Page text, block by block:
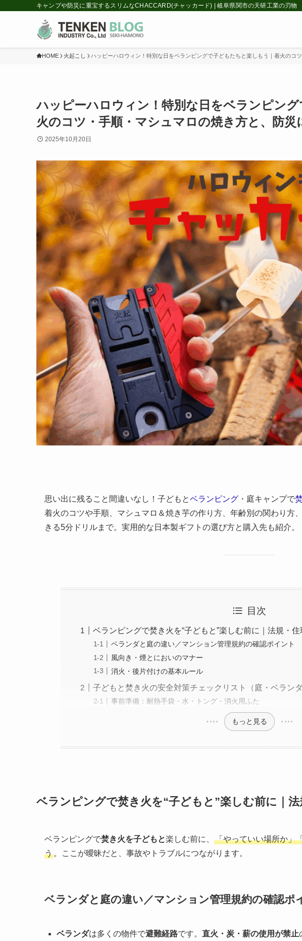
キャンプや防災に重宝するスリムなCHACCARD(チャッカード) | 岐阜県関市の天研工業の刃物
HOME 火起こし ハッピーハロウィン！特別な日をベランピングで子どもたちと楽しもう｜着火のコ
ハッピーハロウィン！特別な日をベランピン
火のコツ・手順・マシュマロの焼き方と、防災
2025年10月20日
思い出に残ること間違いなし！子どもとベランピング ・庭キャンプで
着火のコツや手順、マシュマロ＆焼き芋の作り方、年齢別の関わり方
きる5分ドリルまで。実用的な日本製ギフトの選び方と購入先も紹介。
目次
ベランピングで焚き火を“子どもと”楽しむ前に｜法規・
ベランダと庭の違い／マンション管理規約の確認ポイント
風向き・煙とにおいのマナー
消火・後片付けの基本ルール
子どもと焚き火の安全対策チェックリスト（庭・ベランダ
事前準備：耐熱手袋・水・トング・消火用ふた
もっと見る
ベランピングで焚き火を“子どもと”楽しむ前に｜
ベランピングで焚き火を子どもと楽しむ前に、
「やっていい場所か」
う 。ここが曖昧だと、事故やトラブルにつながります。
ベランダと庭の違い／マンション管理規約の確認ポ
ベランダは多くの物件で避難経路です。 直火・炭・薪の使用が禁止